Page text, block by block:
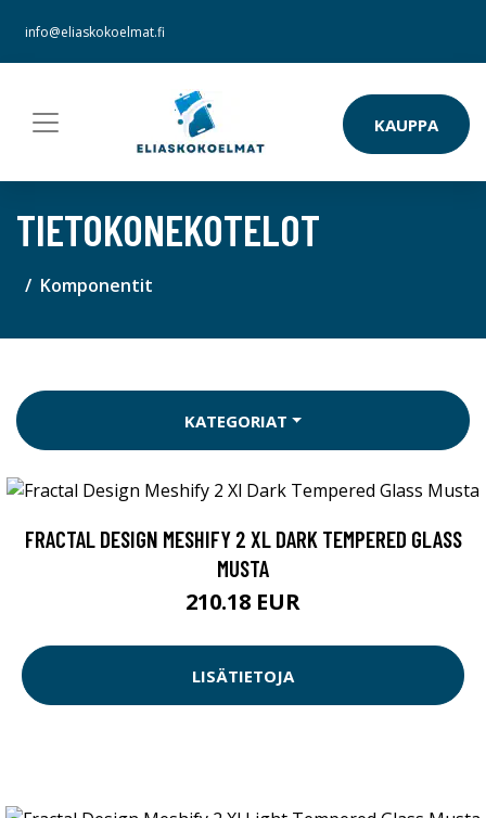
info@eliaskokoelmat.fi
KAUPPA
TIETOKONEKOTELOT
Komponentit
KATEGORIAT
FRACTAL DESIGN MESHIFY 2 XL DARK TEMPERED GLASS
MUSTA
210.18 EUR
LISÄTIETOJA